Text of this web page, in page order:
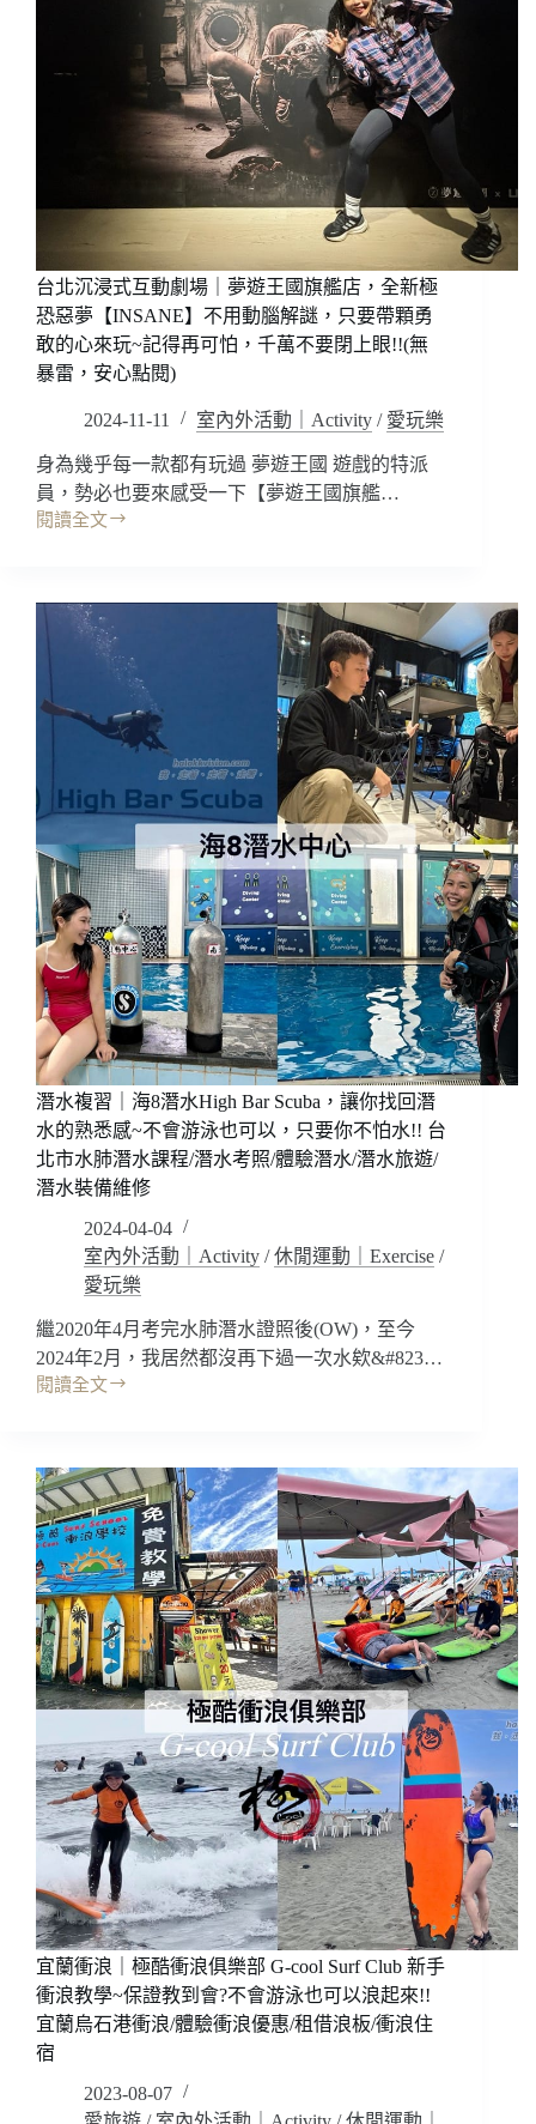
台北沉浸式互動劇場｜夢遊王國旗艦店，全新極
恐惡夢【INSANE】不用動腦解謎，只要帶顆勇
敢的心來玩~記得再可怕，千萬不要閉上眼!!(無
暴雷，安心點閱)
2024-11-11 室內外活動｜Activity / 愛玩樂
身為幾乎每一款都有玩過 夢遊王國 遊戲的特派
員，勢必也要來感受一下【夢遊王國旗艦…
閱讀全文
台
浸
劇
遊
國
旗
艦
店，
全
新
極
恐
惡
夢
【INSANE】
不
用
動
帶
顆
勇
來
玩
~
記
得
再
可
怕，
千
萬
要
閉
上
眼!!
暴
雷，
安
心
點
閱)
潛水複習｜海8潛水High Bar Scuba，讓你找回潛
水的熟悉感~不會游泳也可以，只要你不怕水!! 台
北市水肺潛水課程/潛水考照/體驗潛水/潛水旅遊/
潛水裝備維修
2024-04-04
室內外活動｜Activity /休閒運動｜Exercise /
愛玩樂
繼2020年4月考完水肺潛水證照後(OW)，至今
2024年2月，我居然都沒再下過一次水欸&#823…
閱讀全文
潛
習
｜
海
8
潛
水
High
Bar
Scuba，
讓
你
回
潛
水
的
悉
感
~
不
會
游
泳
也
宜蘭衝浪｜極酷衝浪俱樂部 G-cool Surf Club 新手
衝浪教學~保證教到會?不會游泳也可以浪起來!!
宜蘭烏石港衝浪/體驗衝浪優惠/租借浪板/衝浪住
宿
2023-08-07